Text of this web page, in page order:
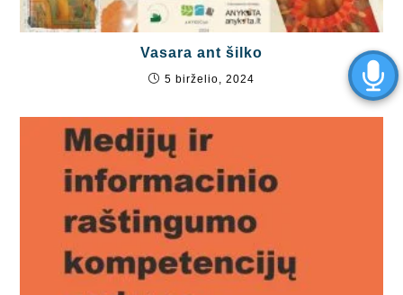
Vasara ant šilko
5 birželio, 2024